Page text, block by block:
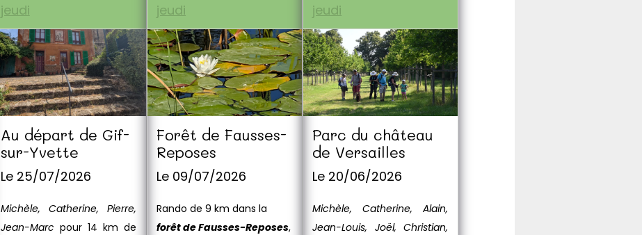
jeudi
Au départ de Gif-
sur-Yvette
Le 25/07/2026
Michèle, Catherine, Pierre,
Jean-Marc pour 14 km de
jeudi
Forêt de Fausses-
Reposes
Le 09/07/2026
Rando de 9 km dans la
forêt de Fausses-Reposes,
jeudi
Parc du château
de Versailles
Le 20/06/2026
Michèle, Catherine, Alain,
Jean-Louis, Joël, Christian,